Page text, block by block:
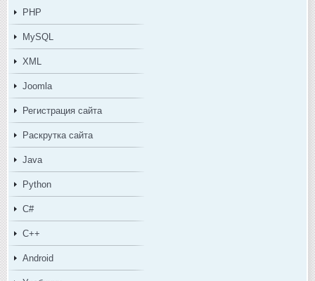
PHP
MySQL
XML
Joomla
Регистрация сайта
Раскрутка сайта
Java
Python
C#
C++
Android